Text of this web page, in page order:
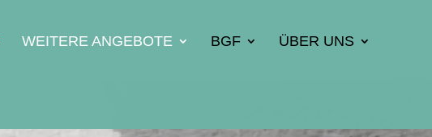
WEITERE ANGEBOTE BGF ÜBER UNS